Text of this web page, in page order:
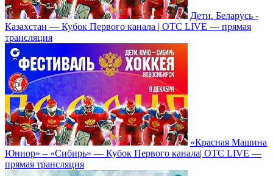
Дети. Беларусь -
Казахстан — Кубок Первого канала | ОТС LIVE — прямая
трансляция
«Красная Машина
Юниор» – «Сибирь» — Кубок Первого канала| ОТС LIVE —
прямая трансляция